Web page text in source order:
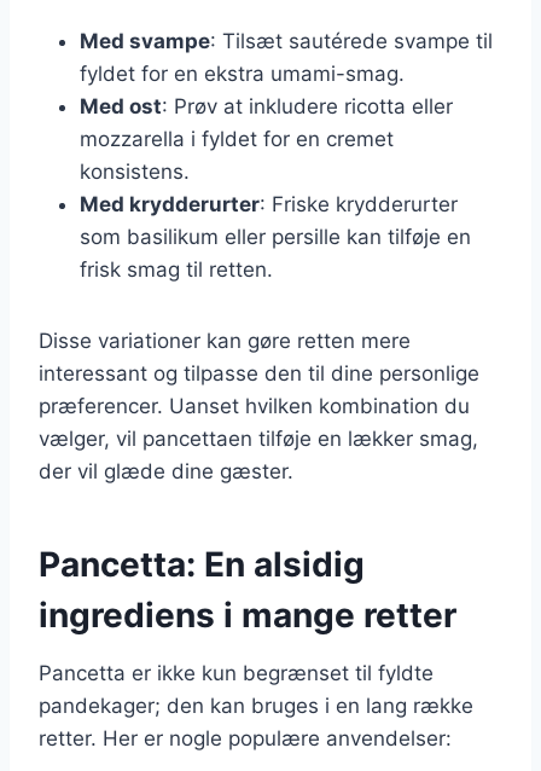
Med svampe: Tilsæt sautérede svampe til
fyldet for en ekstra umami-smag.
Med ost: Prøv at inkludere ricotta eller
mozzarella i fyldet for en cremet
konsistens.
Med krydderurter: Friske krydderurter
som basilikum eller persille kan tilføje en
frisk smag til retten.
Disse variationer kan gøre retten mere
interessant og tilpasse den til dine personlige
præferencer. Uanset hvilken kombination du
vælger, vil pancettaen tilføje en lækker smag,
der vil glæde dine gæster.
Pancetta: En alsidig
ingrediens i mange retter
Pancetta er ikke kun begrænset til fyldte
pandekager; den kan bruges i en lang række
retter. Her er nogle populære anvendelser: